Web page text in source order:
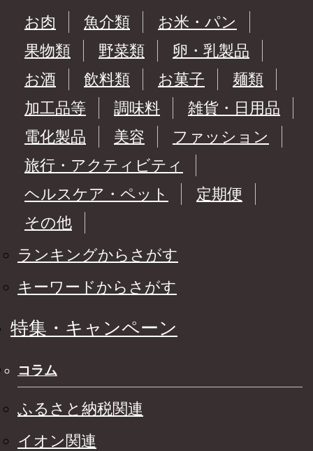
お肉
魚介類
お米・パン
果物類
野菜類
卵・乳製品
お酒
飲料類 お菓子
麺類
加工品等
調味料
雑貨・日用品
電化製品
美容
ファッション
旅行・アクティビティ
ヘルスケア・ペット
定期便
その他
ランキングからさがす
キーワードからさがす
特集・キャンペーン
コラム
ふるさと納税関連
イオン関連